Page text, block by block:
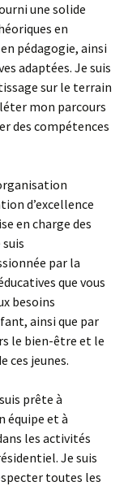
une solide
en
pédagogie, ainsi
adaptées. Je suis
sur le terrain
mon parcours
des compétences
d’excellence
en charge des
par la
que vous
besoins
ainsi que par
le bien-être et le
ces jeunes.
prête à
équipe et à
les activités
Je suis
toutes les